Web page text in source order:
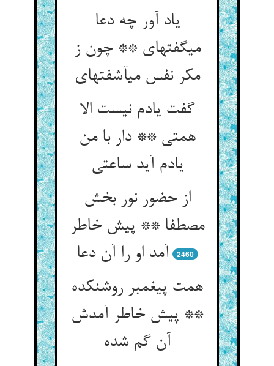
یاد آور چه دعا
می‏گفته‏ای ** چون ز
مکر نفس می‏آشفته‏ای‏
گفت یادم نیست الا
همتی ** دار با من
یادم آید ساعتی‏
از حضور نور بخش
مصطفا ** پیش خاطر
آمد او را آن دعا
2460
همت پیغمبر روشن‏کده
** پیش خاطر آمدش
آن گم شده‏